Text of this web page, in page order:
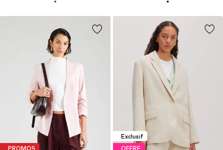
PROMOS
Exclusif
OFFRE